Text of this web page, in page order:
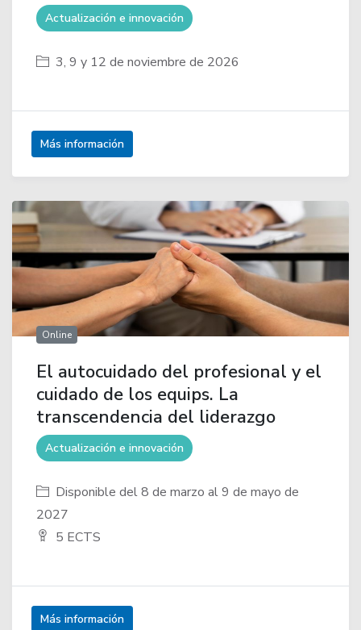
Actualización e innovación
3, 9 y 12 de noviembre de 2026
Más información
Online
El autocuidado del profesional y el
cuidado de los equips. La
transcendencia del liderazgo
Actualización e innovación
Disponible del 8 de marzo al 9 de mayo de
2027
5 ECTS
Más información